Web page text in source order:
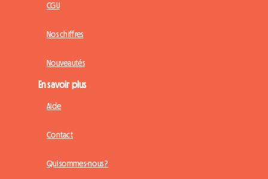
CGU
Nos chiffres
Nouveautés
En savoir plus
Aide
Contact
Qui sommes-nous ?